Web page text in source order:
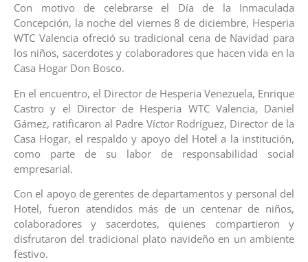
Con motivo de celebrarse el Día de la Inmaculada
Concepción, la noche del viernes 8 de diciembre, Hesperia
WTC Valencia ofreció su tradicional cena de Navidad para
los niños, sacerdotes y colaboradores que hacen vida en la
Casa Hogar Don Bosco.
En el encuentro, el Director de Hesperia Venezuela, Enrique
Castro y el Director de Hesperia WTC Valencia, Daniel
Gámez, ratificaron al Padre Víctor Rodríguez, Director de la
Casa Hogar, el respaldo y apoyo del Hotel a la institución,
como parte de su labor de responsabilidad social
empresarial.
Con el apoyo de gerentes de departamentos y personal del
Hotel, fueron atendidos más de un centenar de niños,
colaboradores y sacerdotes, quienes compartieron y
disfrutaron del tradicional plato navideño en un ambiente
festivo.